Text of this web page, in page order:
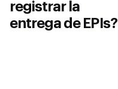
registrar la
entrega de EPIs?